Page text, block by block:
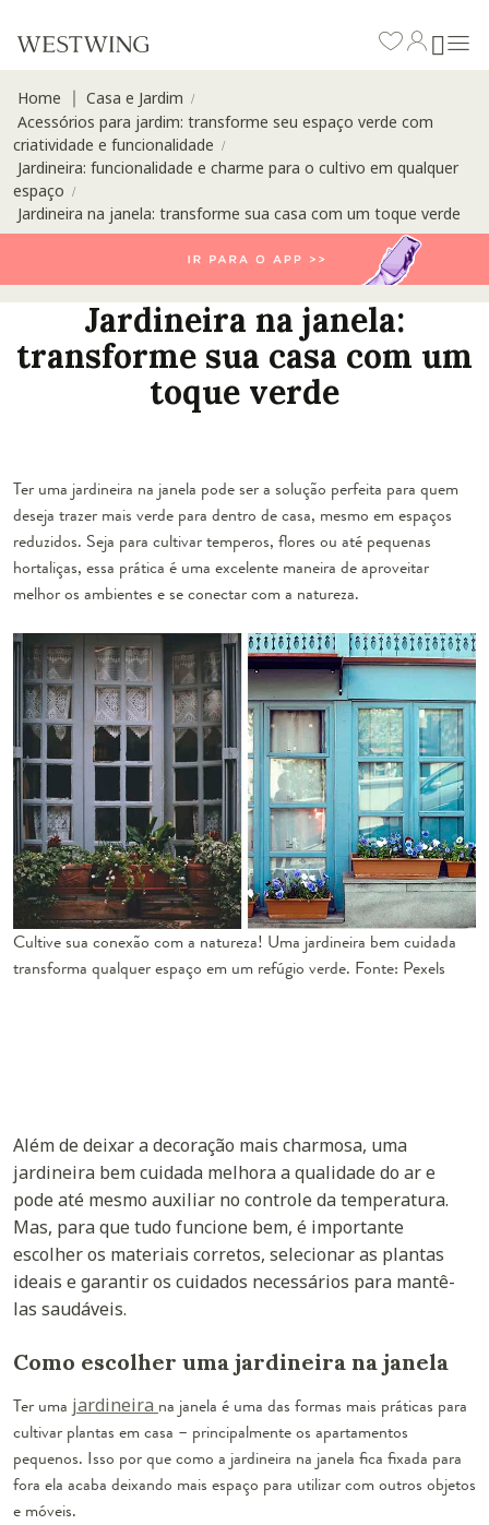
Home Casa e Jardim /
Acessórios para jardim: transforme seu espaço verde com
criatividade e funcionalidade /
Jardineira: funcionalidade e charme para o cultivo em qualquer
espaço /
Jardineira na janela: transforme sua casa com um toque verde
Jardineira na janela:
transforme sua casa com um
toque verde
Ter uma jardineira na janela pode ser a solução perfeita para quem
deseja trazer mais verde para dentro de casa, mesmo em espaços
reduzidos. Seja para cultivar temperos, flores ou até pequenas
hortaliças, essa prática é uma excelente maneira de aproveitar
melhor os ambientes e se conectar com a natureza.
Cultive sua conexão com a natureza! Uma jardineira bem cuidada
transforma qualquer espaço em um refúgio verde. Fonte: Pexels
Além de deixar a decoração mais charmosa, uma
jardineira bem cuidada melhora a qualidade do ar e
pode até mesmo auxiliar no controle da temperatura.
Mas, para que tudo funcione bem, é importante
escolher os materiais corretos, selecionar as plantas
ideais e garantir os cuidados necessários para mantê-
las saudáveis.
Como escolher uma jardineira na janela
Ter uma jardineira na janela é uma das formas mais práticas para
cultivar plantas em casa – principalmente os apartamentos
pequenos. Isso por que como a jardineira na janela fica fixada para
fora ela acaba deixando mais espaço para utilizar com outros objetos
e móveis.